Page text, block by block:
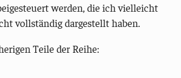
werden, die ich vielleicht
vollständig dargestellt haben.
Teile der Reihe: